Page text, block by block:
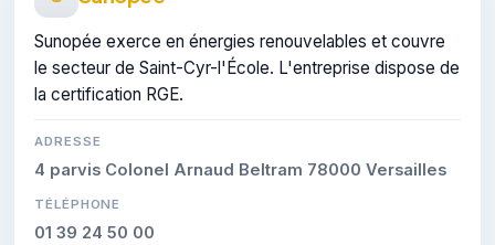
Sunopée exerce en énergies renouvelables et couvre
le secteur de Saint-Cyr-l'École. L'entreprise dispose de
la certification RGE.
ADRESSE
4 parvis Colonel Arnaud Beltram 78000 Versailles
TÉLÉPHONE
01 39 24 50 00